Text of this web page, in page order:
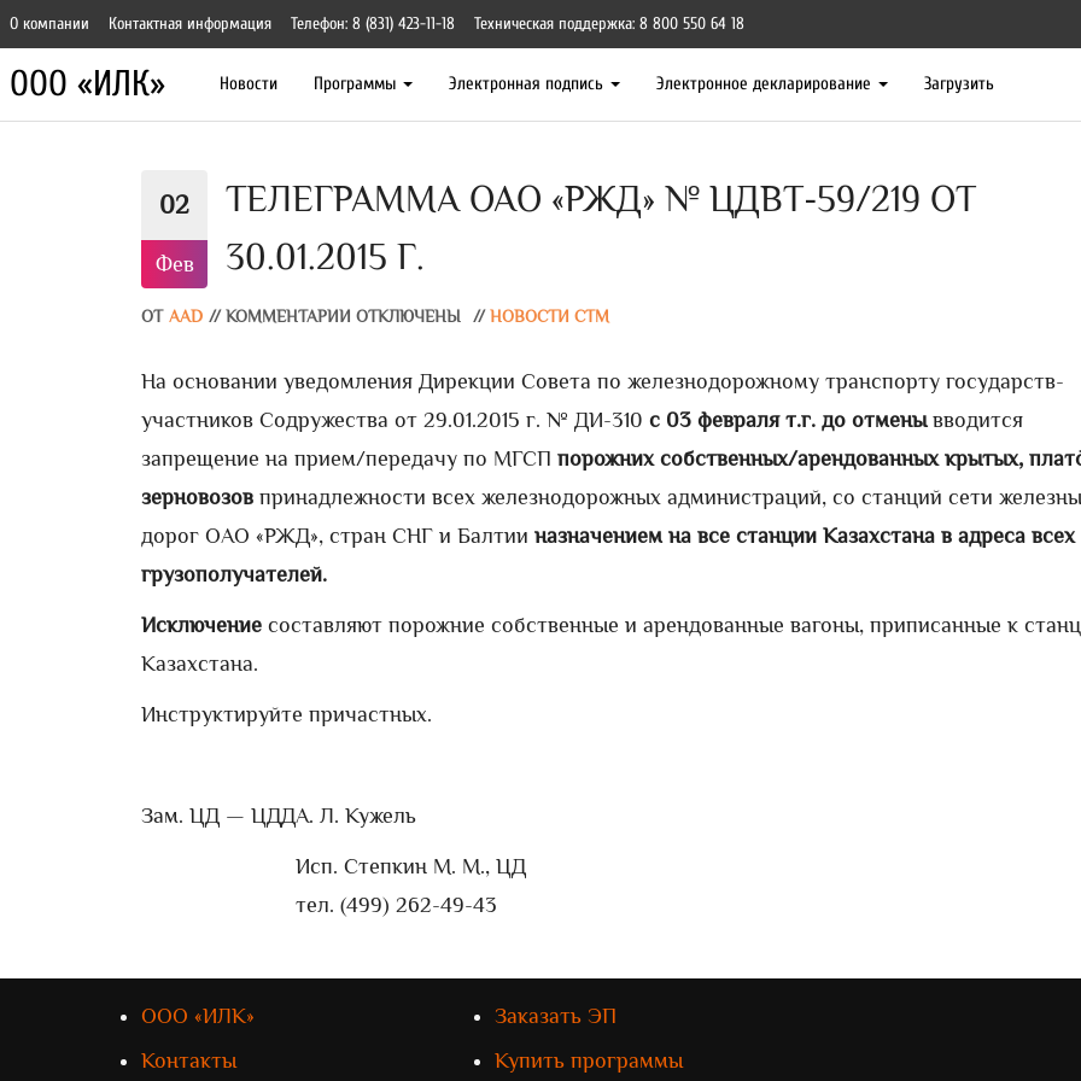
О компании Контактная информация Телефон: 8 (831) 423-11-18 Техническая поддержка: 8 800 550 64 18
ООО «ИЛК» Новости Программы Электронная подпись Электронное декларирование Загрузить
02
Фев
ТЕЛЕГРАММА ОАО «РЖД» № ЦДВТ-59/219 ОТ
30.01.2015 Г.
ОТ AAD // КОММЕНТАРИИ ОТКЛЮЧЕНЫ // НОВОСТИ СТМ
На основании уведомления Дирекции Совета по железнодорожному транспорту государств-
участников Содружества от 29.01.2015 г. № ДИ-310 с 03 февраля т.г. до отмены вводится
запрещение на прием/передачу по МГСП порожних собственных/арендованных крытых,
зерновозов принадлежности всех железнодорожных администраций, со станций сети
дорог ОАО «РЖД», стран СНГ и Балтии назначением на все станции Казахстана в адреса всех
грузополучателей.
Исключение составляют порожние собственные и арендованные вагоны, приписанные к
Казахстана.
Инструктируйте причастных.
Зам. ЦД — ЦДДА. Л. Кужель
Исп. Степкин М. М., ЦД
тел. (499) 262-49-43
ООО «ИЛК»
Контакты
Заказать ЭП
Купить программы